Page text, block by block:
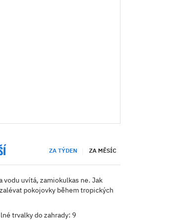
ZA TÝDEN ZA MĚSÍC
vodu uvítá, zamiokulkas ne. Jak
pokojovky během tropických
trvalky do zahrady: 9